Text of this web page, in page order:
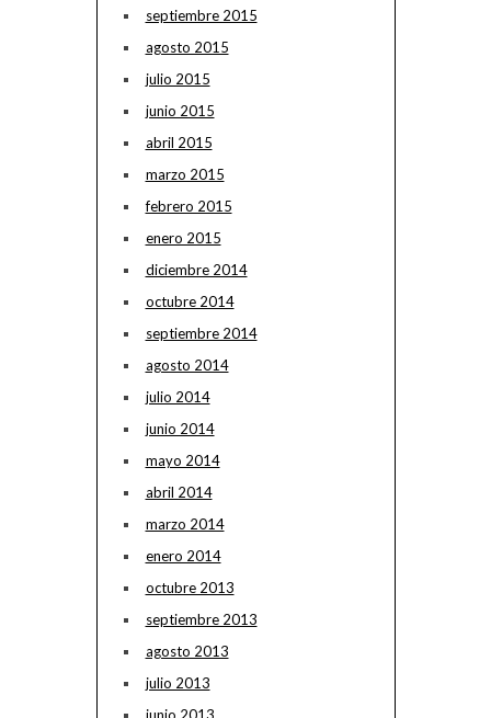
septiembre 2015
agosto 2015
julio 2015
junio 2015
abril 2015
marzo 2015
febrero 2015
enero 2015
diciembre 2014
octubre 2014
septiembre 2014
agosto 2014
julio 2014
junio 2014
mayo 2014
abril 2014
marzo 2014
enero 2014
octubre 2013
septiembre 2013
agosto 2013
julio 2013